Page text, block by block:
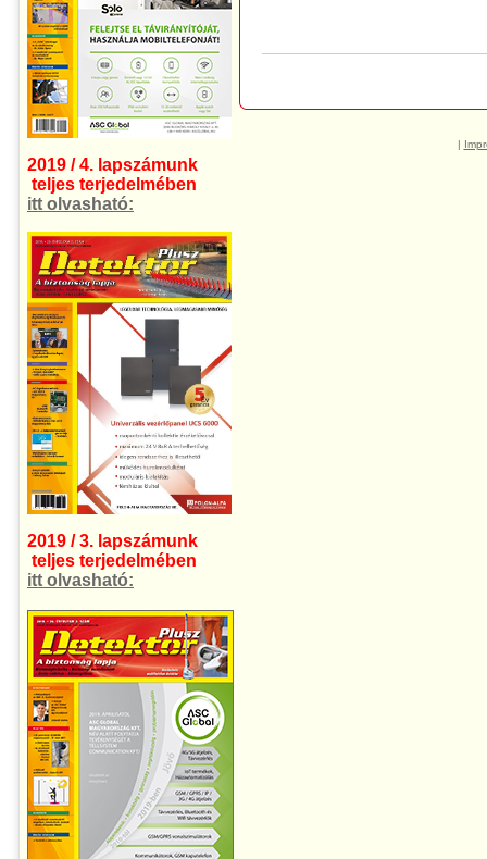
2019 / 4. lapszámunk
teljes terjedelmében
itt olvasható:
2019 / 3. lapszámunk
teljes terjedelmében
itt olvasható:
|